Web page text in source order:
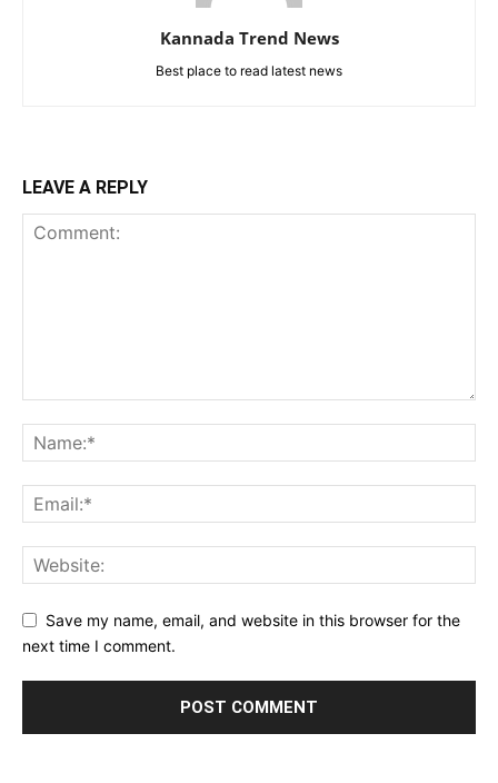
Kannada Trend News
Best place to read latest news
LEAVE A REPLY
Save my name, email, and website in this browser for the
next time I comment.